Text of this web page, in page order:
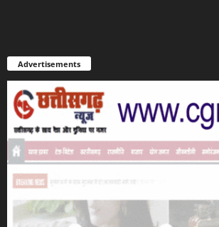
Advertisements